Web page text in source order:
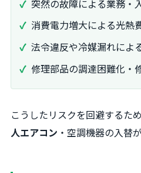
突然の故障による業務・
消費電力増大による光熱
法令違反や冷媒漏れによ
修理部品の調達困難化・
こうしたリスクを回避するた
人エアコン ・空調機器の入替